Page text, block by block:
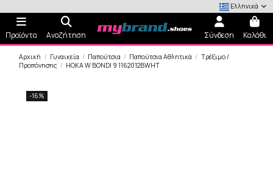
Ελληνικά
Προϊόντα Αναζήτηση Σύνδεση Καλάθι
Αρχική Γυναικεία Παπούτσια Παπούτσια Αθλητικά
Τρέξιμο /
Προπόνησης
HOKA W BONDI 9 1162012BWHT
-16%